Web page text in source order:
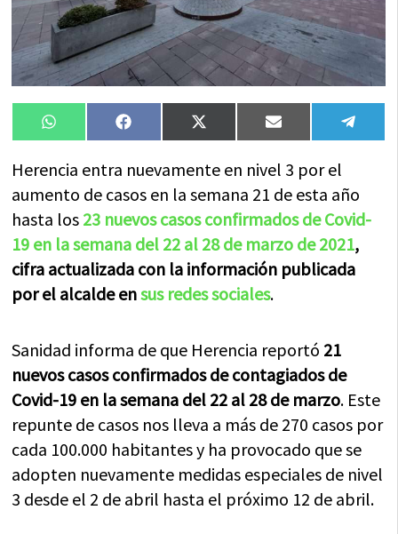
Compartir
en
WhatsAppCompartir
en
FacebookCompartir
en
X
(Twitter)
Compartir
en
Email
en
Herencia entra nuevamente en nivel 3 por el
aumento de casos en la semana 21 de esta año
hasta los 23 nuevos casos confirmados de Covid-
19 en la semana del 22 al 28 de marzo de 2021,
cifra actualizada con la información publicada
por el alcalde ensus redes sociales.
Sanidad informa de que Herencia reportó 21
nuevos casos confirmados de contagiados de
Covid-19 en la semana del 22 al 28 de marzo. Este
repunte de casos nos lleva a más de 270 casos por
cada 100.000 habitantes y ha provocado que se
adopten nuevamente medidas especiales de nivel
3 desde el 2 de abril hasta el próximo 12 de abril.